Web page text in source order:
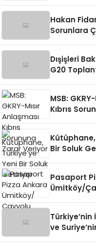
Hakan
Sorunlara
Dışişleri
G20
MSB:
Kıbrıs
Kütüphane,
Bir Soluk
Pasaport
Ümitköy/
Türkiye’nin
ve